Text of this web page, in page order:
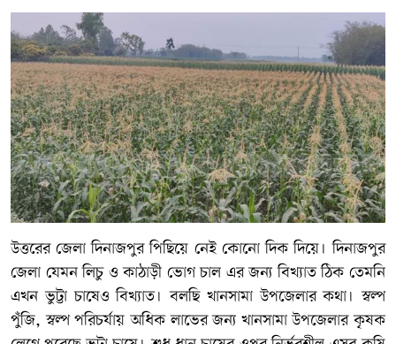
উত্তরের জেলা দিনাজপুর পিছিয়ে নেই কোনো দিক দিয়ে। দিনাজপুর
জেলা যেমন লিচু ও কাঠাড়ী ভোগ চাল এর জন্য বিখ্যাত ঠিক তেমনি
এখন ভুট্টা চাষেও বিখ্যাত। বলছি খানসামা উপজেলার কথা। স্বল্প
পুঁজি, স্বল্প পরিচর্যায় অধিক লাভের জন্য খানসামা উপজেলার কৃষক